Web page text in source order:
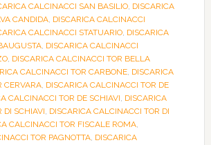
CALCINACCI SAN BASILIO, DISCARICA
CANDIDA, DISCARICA CALCINACCI
CALCINACCI STATUARIO, DISCARICA
, DISCARICA CALCINACCI
, DISCARICA CALCINACCI TOR BELLA
CALCINACCI TOR CARBONE, DISCARICA
CERVARA, DISCARICA CALCINACCI TOR DE
CALCINACCI TOR DE SCHIAVI, DISCARICA
DI SCHIAVI, DISCARICA CALCINACCI TOR DI
CALCINACCI TOR FISCALE ROMA,
TOR PAGNOTTA, DISCARICA